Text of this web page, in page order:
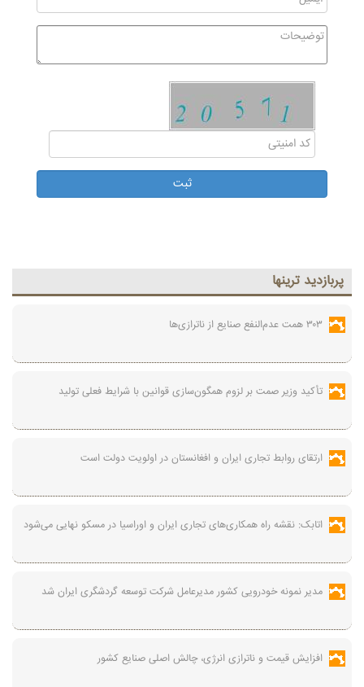
پربازديد ترينها
۳۰۳ همت عدم‌النفع صنایع از ناترازی‌ها
تأکید وزیر صمت بر لزوم همگون‌سازی قوانین با شرایط فعلی تولید
ارتقای روابط تجاری ایران و افغانستان در اولویت دولت است
اتابک: نقشه راه همکاری‌های تجاری ایران و اوراسیا در مسکو نهایی می‌شود
مدیر نمونه خودرویی کشور مدیرعامل شرکت توسعه گردشگری ایران شد
افزایش قیمت و ناترازی انرژی، چالش اصلی صنایع کشور